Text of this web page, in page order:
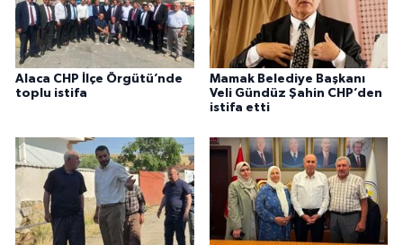
Alaca CHP İlçe Örgütü’nde
toplu istifa
Mamak Belediye Başkanı
Veli Gündüz Şahin CHP’den
istifa etti